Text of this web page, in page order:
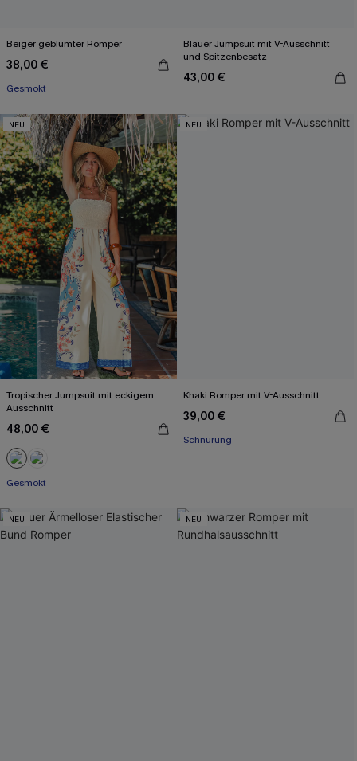
Beiger geblümter Romper
38,00 €
Gesmokt
Blauer Jumpsuit mit V-Ausschnitt
und Spitzenbesatz
43,00 €
NEU
Tropischer Jumpsuit mit eckigem
Ausschnitt
48,00 €
Gesmokt
NEU
Khaki Romper mit V-Ausschnitt
39,00 €
Schnürung
NEU NEU